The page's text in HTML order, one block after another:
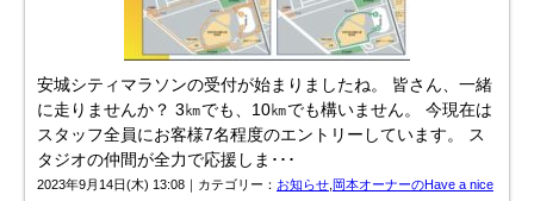
安城シティマラソンの受付が始まりましたね。 皆さん、一緒
に走りませんか？ 3㎞でも、10㎞でも構いません。 今現在は
スタッフ全員にお客様7名程度のエントリーしています。 ス
タジオの仲間が全力で応援しま･･･
2023年9月14日(木) 13:08｜カテゴリー： お知らせ 岡本オーナーのHave a nice